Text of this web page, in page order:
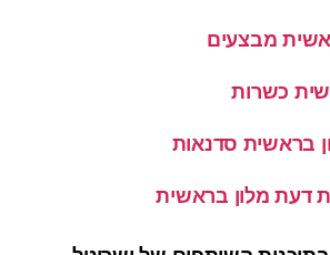
מבצעים
כשרות
בראשית סדנאות
דעת מלון בראשית